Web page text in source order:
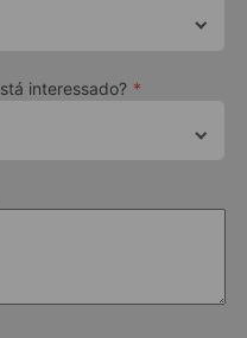
interessado?